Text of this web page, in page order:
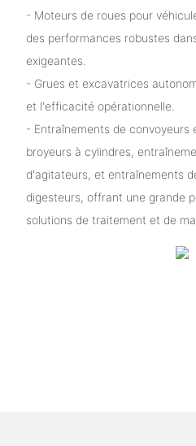
- Moteurs de roues pour
des performances robustes
exigeantes.
- Grues et excavatrices
et l'efficacité opérationnelle.
- Entraînements de convoyeurs
broyeurs à cylindres,
d'agitateurs, et entraînements
digesteurs, offrant une grande
solutions de traitement et de